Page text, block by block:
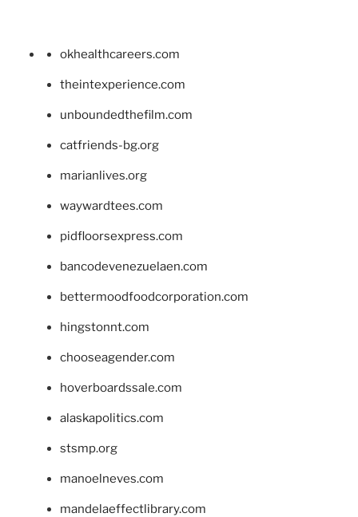
okhealthcareers.com
theintexperience.com
unboundedthefilm.com
catfriends-bg.org
marianlives.org
waywardtees.com
pidfloorsexpress.com
bancodevenezuelaen.com
bettermoodfoodcorporation.com
hingstonnt.com
chooseagender.com
hoverboardssale.com
alaskapolitics.com
stsmp.org
manoelneves.com
mandelaeffectlibrary.com